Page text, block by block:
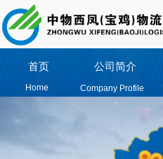
Home Company Profile
首页 公司简介